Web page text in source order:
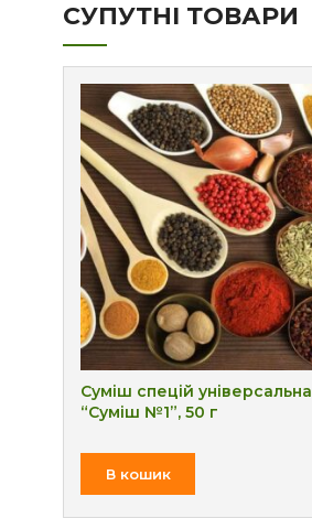
СУПУТНІ ТОВАРИ
Суміш спецій універсальна
“Суміш №1”, 50 г
₴
В кошик